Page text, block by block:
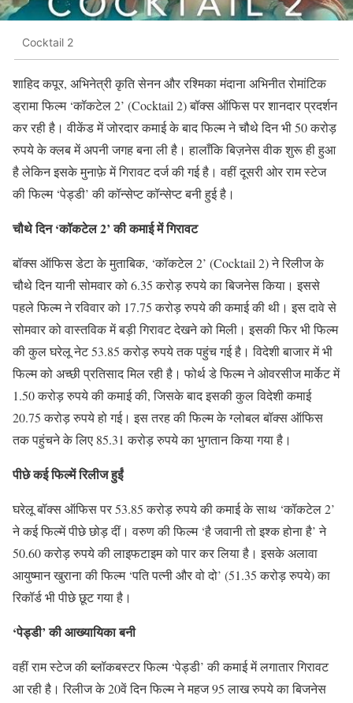
Cocktail 2
शाहिद कपूर, अभिनेत्री कृति सेनन और रश्मिका मंदाना अभिनीत रोमांटिक
ड्रामा फिल्म ‘कॉकटेल 2’ (Cocktail 2) बॉक्स ऑफिस पर शानदार प्रदर्शन
कर रही है। वीकेंड में जोरदार कमाई के बाद फिल्म ने चौथे दिन भी 50 करोड़
रुपये के क्लब में अपनी जगह बना ली है। हालाँकि बिज़नेस वीक शुरू ही हुआ
है लेकिन इसके मुनाफ़े में गिरावट दर्ज की गई है। वहीं दूसरी ओर राम स्टेज
की फिल्म ‘पेड्डी’ की कॉन्सेप्ट कॉन्सेप्ट बनी हुई है।
चौथे दिन ‘कॉकटेल 2’ की कमाई में गिरावट
बॉक्स ऑफिस डेटा के मुताबिक, ‘कॉकटेल 2’ (Cocktail 2) ने रिलीज के
चौथे दिन यानी सोमवार को 6.35 करोड़ रुपये का बिजनेस किया। इससे
पहले फिल्म ने रविवार को 17.75 करोड़ रुपये की कमाई की थी। इस दावे से
सोमवार को वास्तविक में बड़ी गिरावट देखने को मिली। इसकी फिर भी फिल्म
की कुल घरेलू नेट 53.85 करोड़ रुपये तक पहुंच गई है। विदेशी बाजार में भी
फिल्म को अच्छी प्रतिसाद मिल रही है। फोर्थ डे फिल्म ने ओवरसीज मार्केट में
1.50 करोड़ रुपये की कमाई की, जिसके बाद इसकी कुल विदेशी कमाई
20.75 करोड़ रुपये हो गई। इस तरह की फिल्म के ग्लोबल बॉक्स ऑफिस
तक पहुंचने के लिए 85.31 करोड़ रुपये का भुगतान किया गया है।
पीछे कई फिल्में रिलीज हुईं
घरेलू बॉक्स ऑफिस पर 53.85 करोड़ रुपये की कमाई के साथ ‘कॉकटेल 2’
ने कई फिल्में पीछे छोड़ दीं। वरुण की फिल्म ‘है जवानी तो इश्क होना है’ ने
50.60 करोड़ रुपये की लाइफटाइम को पार कर लिया है। इसके अलावा
आयुष्मान खुराना की फिल्म ‘पति पत्नी और वो दो’ (51.35 करोड़ रुपये) का
रिकॉर्ड भी पीछे छूट गया है।
‘पेड्डी’ की आख्यायिका बनी
वहीं राम स्टेज की ब्लॉकबस्टर फिल्म ‘पेड्डी’ की कमाई में लगातार गिरावट
आ रही है। रिलीज के 20वें दिन फिल्म ने महज 95 लाख रुपये का बिजनेस